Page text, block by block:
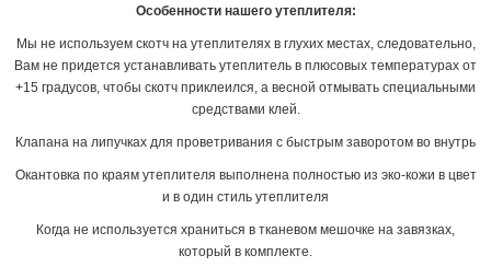
Особенности нашего утеплителя:
Мы не используем скотч на утеплителях в глухих местах, следовательно,
Вам не придется устанавливать утеплитель в плюсовых температурах от
+15 градусов, чтобы скотч приклеился, а весной отмывать специальными
средствами клей.
Клапана на липучках для проветривания с быстрым заворотом во внутрь
Окантовка по краям утеплителя выполнена полностью из эко-кожи в цвет
и в один стиль утеплителя
Когда не используется храниться в тканевом мешочке на завязках,
который в комплекте.